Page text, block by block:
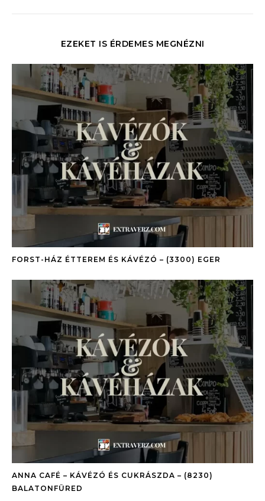
EZEKET IS ÉRDEMES MEGNÉZNI
FORST-HÁZ ÉTTEREM ÉS KÁVÉZÓ – (3300) EGER
ANNA CAFÉ – KÁVÉZÓ ÉS CUKRÁSZDA – (8230)
BALATONFÜRED